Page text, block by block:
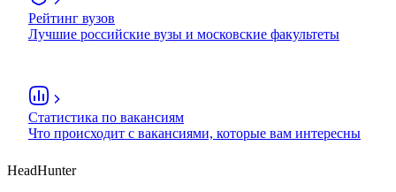
Рейтинг вузов
Лучшие российские вузы и московские факультеты
Статистика по вакансиям
Что происходит с вакансиями, которые вам интересны
HeadHunter